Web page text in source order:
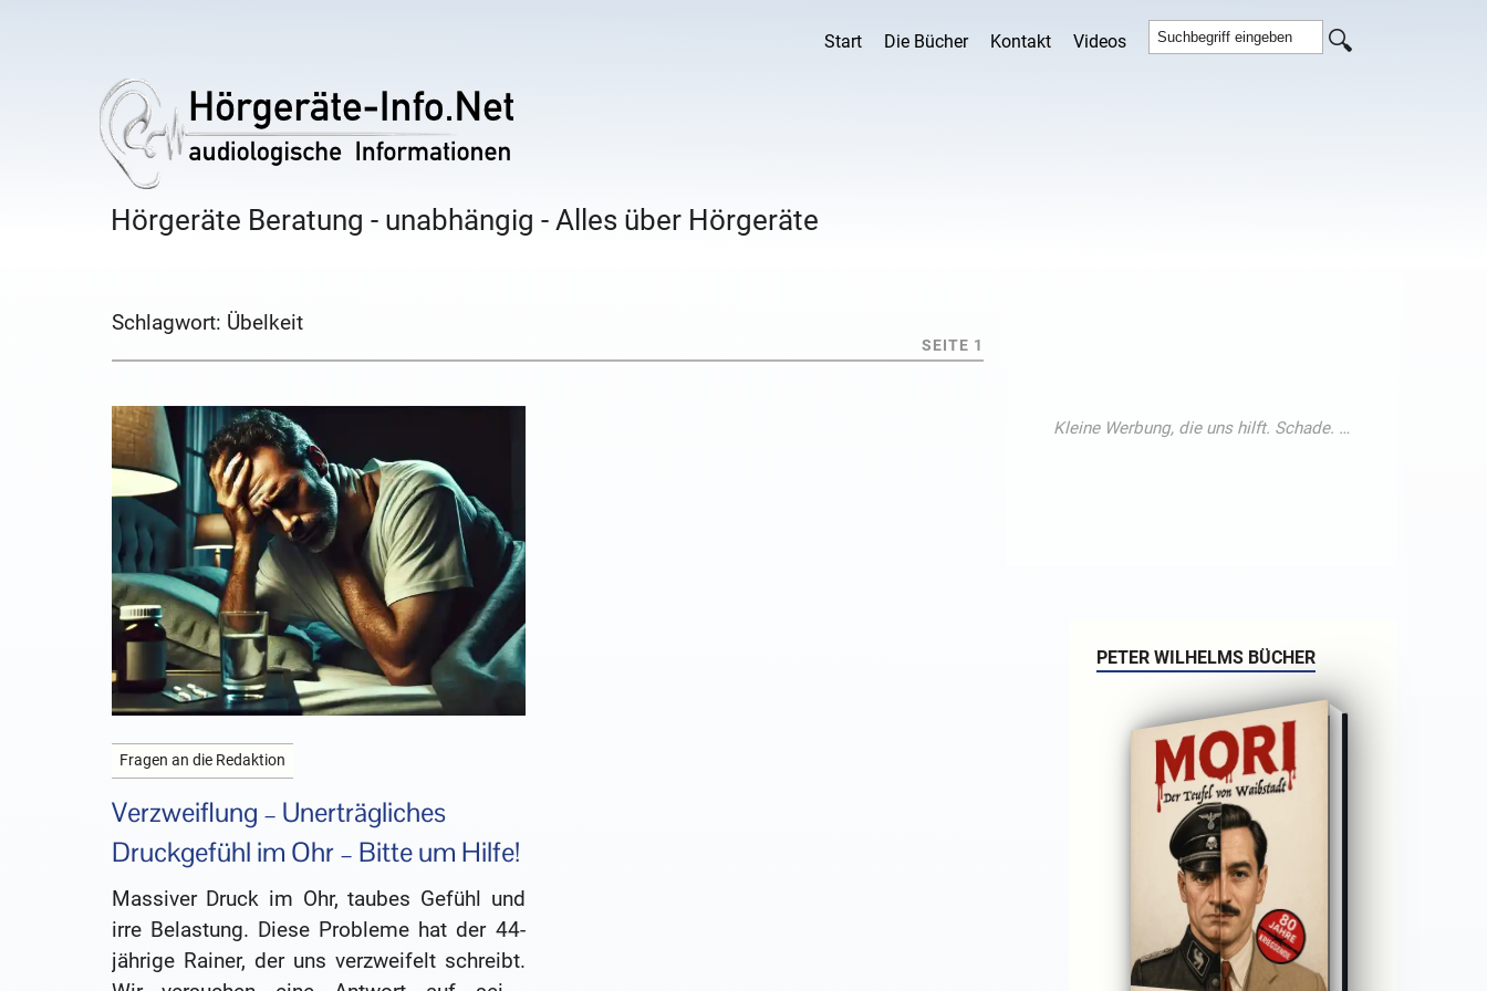
Start Die Bücher Kontakt Videos
Hörgeräte Beratung - unabhängig - Alles über Hörgeräte
Schlagwort: Übelkeit
SEITE 1
Fragen an die Redaktion
Verzweiflung – Unerträgliches
Druckgefühl im Ohr – Bitte um Hilfe!
Massiver Druck im Ohr, taubes Gefühl und
irre Belastung. Diese Probleme hat der 44-
jährige Rainer, der uns verzweifelt schreibt.
PETER WILHELMS BÜCHER